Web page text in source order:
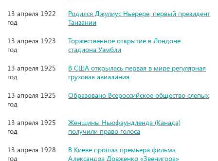
13 апреля 1922
год
Родился Джулиус Ньерере, первый президент
Танзании
13 апреля 1923
год
Торжественное открытие в Лондоне
стадиона Уэмбли
13 апреля 1925
год
В США открылась первая в мире регулярная
грузовая авиалиния
13 апреля 1925
год
Образовано Всероссийское общество слепых
13 апреля 1925
год
Женщины Ньюфаундленда (Канада)
получили право голоса
13 апреля 1928
год
В Киеве прошла премьера фильма
Александра Довженко «Звенигора»